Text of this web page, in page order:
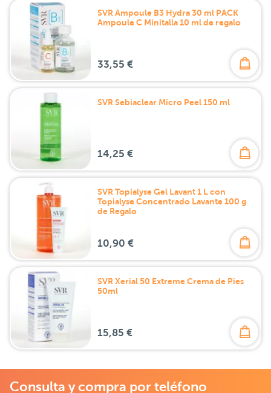
SVR Ampoule B3 Hydra 30 ml PACK
Ampoule C Minitalla 10 ml de regalo
33,55 €
SVR Sebiaclear Micro Peel 150 ml
14,25 €
SVR Topialyse Gel Lavant 1 L con
Topialyse Concentrado Lavante 100 g
de Regalo
10,90 €
SVR Xerial 50 Extreme Crema de Pies
50ml
15,85 €
Consulta y compra por teléfono